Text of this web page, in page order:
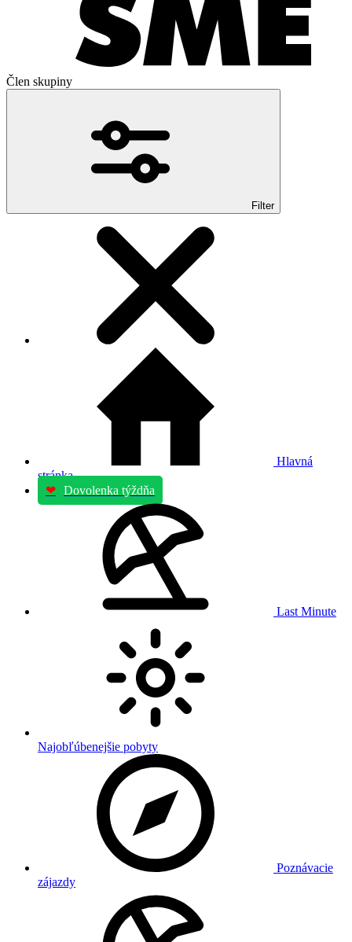
Člen skupiny
Filter
Hlavná
stránka
❤ Dovolenka týždňa
Last Minute
Najobľúbenejšie pobyty
Poznávacie
zájazdy